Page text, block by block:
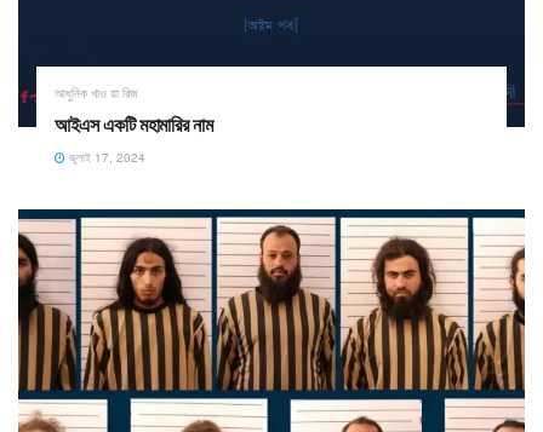
আধুনিক খাও য়া রিজ
আইএস একটি মহামারির নাম
জুলাই 17, 2024